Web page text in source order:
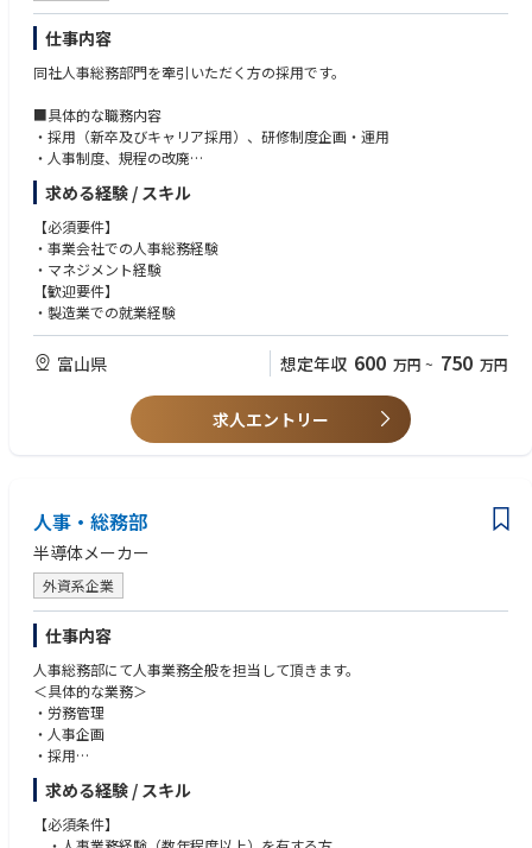
仕事内容
同社人事総務部門を牽引いただく方の採用です。
■具体的な職務内容
・採用（新卒及びキャリア採用）、研修制度企画・運用
・人事制度、規程の改廃
・労務管理・給与計算、その他公的手続き
・メンバーマネジメント
・総務業務（各種社内・社外行事への対応（株主総会、福利厚生業務）、
施設管理対応等）
・国際規定関係事務局の運営、安全衛生委員会の運用など
求める経験 / スキル
【必須要件】
・事業会社での人事総務経験
・マネジメント経験
【歓迎要件】
・製造業での就業経験
富山県 想定年収 600 万円 ~ 750 万円
求人エントリー
人事・総務部
半導体メーカー
外資系企業
仕事内容
人事総務部にて人事業務全般を担当して頂きます。
＜具体的な業務＞
・労務管理
・人事企画
・採用
・労働組合対応など
※得意領域からご担当頂き、キャリアの幅を広げて頂ける環境です。
求める経験 / スキル
【必須条件】